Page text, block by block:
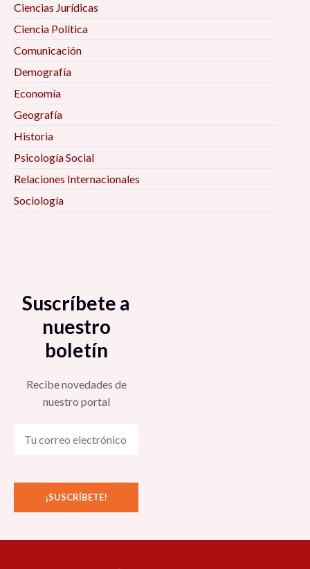
Ciencias Jurídicas
Ciencia Política
Comunicación
Demografía
Economía
Geografía
Historia
Psicología Social
Relaciones Internacionales
Sociología
Suscríbete a
nuestro
boletín
Recibe novedades de
nuestro portal